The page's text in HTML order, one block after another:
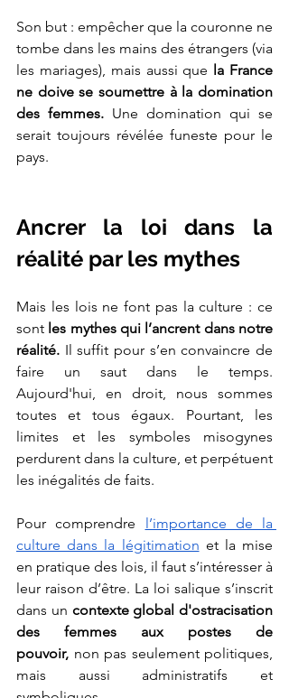
Son but : empêcher que la couronne ne
tombe dans les mains des étrangers (via
les mariages), mais aussi que la France
ne doive se soumettre à la domination
des femmes. Une domination qui se
serait toujours révélée funeste pour le
pays.
Ancrer la loi dans la
réalité par les mythes
Mais les lois ne font pas la culture : ce
sont les mythes qui l’ancrent dans notre
réalité. Il suffit pour s’en convaincre de
faire un saut dans le temps.
Aujourd'hui, en droit, nous sommes
toutes et tous égaux. Pourtant, les
limites et les symboles misogynes
perdurent dans la culture, et perpétuent
les inégalités de faits.
Pour comprendre
l’importance de la
culture dans la légitimation et la mise
en pratique des lois, il faut s’intéresser à
leur raison d’être. La loi salique s’inscrit
dans un contexte global d'ostracisation
des femmes aux postes de
pouvoir, non pas seulement politiques,
mais aussi administratifs et